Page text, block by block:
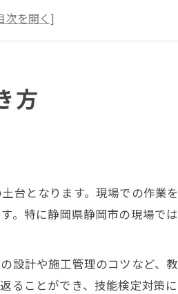
定合格を目指す学び方
に役立つ経験の積み方
工のキャリアアップ術
工のキャリア形成法
アアップと技能向上の関係
取得に結びつけるポイント
する配管工の現場経験活用
工の必須チェック
請で確認すべき書類の要点
な配管工の申請準備リスト
方
台となります。現場での作業
。特に静岡県静岡市の現場で
設計や施工管理のコツなど、
ことができ、技能検定対策に